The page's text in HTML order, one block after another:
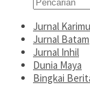
Jurnal
Jurnal Batam
Jurnal Inhil
Dunia Maya
Bingkai